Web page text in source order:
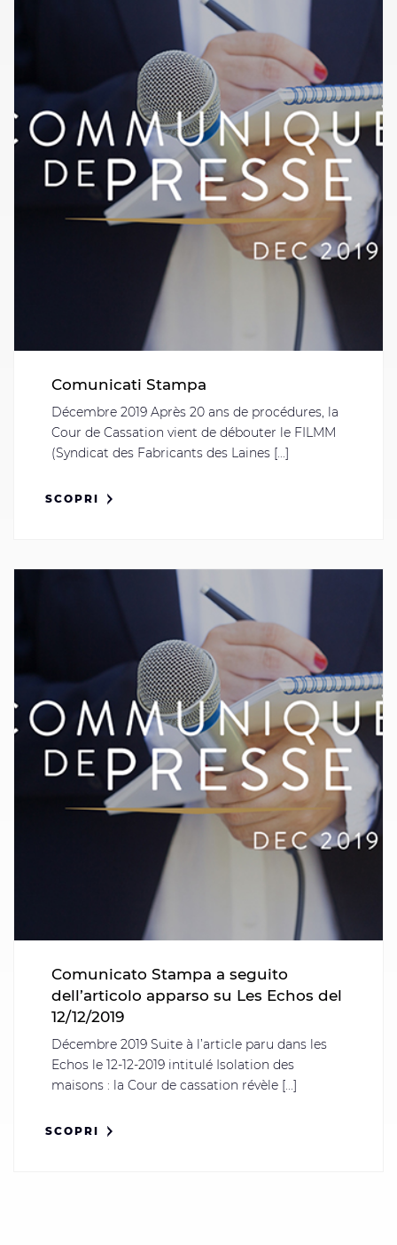
Comunicati Stampa
Décembre 2019 Après 20 ans de procédures, la
Cour de Cassation vient de débouter le FILMM
(Syndicat des Fabricants des Laines [...]
SCOPRI
Comunicato Stampa a seguito
dell’articolo apparso su Les Echos del
12/12/2019
Décembre 2019 Suite à l’article paru dans les
Echos le 12-12-2019 intitulé Isolation des
maisons : la Cour de cassation révèle [...]
SCOPRI